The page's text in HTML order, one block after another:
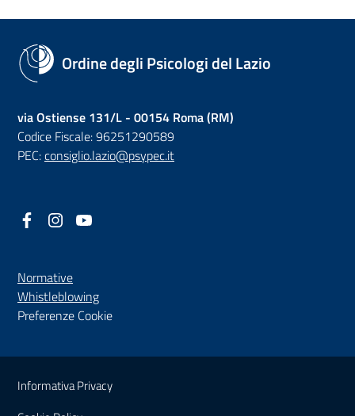
Ordine degli Psicologi del Lazio
via Ostiense 131/L - 00154 Roma (RM)
Codice Fiscale: 96251290589
PEC:consiglio.lazio@psypec.it
Facebook
(nuova scheda - new tab)
Instagram
(nuova scheda - new tab)
Normative
Whistleblowing(nuova scheda - new tab)
Preferenze Cookie
Sezione Link Utili
Informativa Privacy